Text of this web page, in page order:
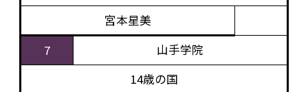
宮本星美
7
山手学院
14歳の国